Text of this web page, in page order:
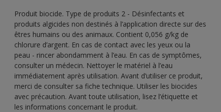
Produit biocide. Type de produits 2 - Désinfectants et
produits algicides non destinés à l’application directe sur des
êtres humains ou des animaux. Contient 0,056 g/kg de
chlorure d’argent. En cas de contact avec les yeux ou la
peau - rincer abondamment à l’eau. En cas de symptômes,
consulter un médecin. Nettoyer le matériel à l’eau
immédiatement après utilisation. Avant d’utiliser ce produit,
merci de consulter sa fiche technique. Utiliser les biocides
avec précaution. Avant toute utilisation, lisez l’étiquette et
les informations concernant le produit.